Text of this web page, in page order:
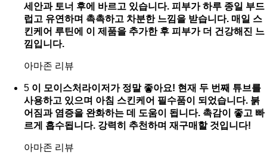
세안과 토너 후에 바르고 있습니다. 피부가 하루 종일 부드
럽고 유연하며 촉촉하고 차분한 느낌을 받습니다. 매일 스
킨케어 루틴에 이 제품을 추가한 후 피부가 더 건강해진 느
낌입니다.
아마존 리뷰
5 이 모이스처라이저가 정말 좋아요! 현재 두 번째 튜브를
사용하고 있으며 아침 스킨케어 필수품이 되었습니다. 붉
어짐과 염증을 완화하는 데 도움이 됩니다. 촉감이 좋고 빠
르게 흡수됩니다. 강력히 추천하며 재구매할 것입니다!
아마존 리뷰